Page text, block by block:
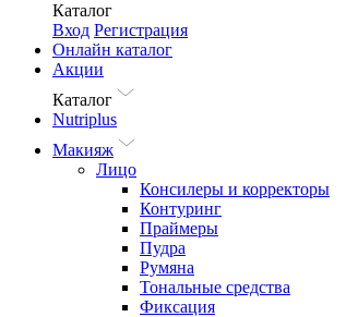
Каталог
Вход Регистрация
Онлайн каталог
Акции
Каталог
Nutriplus
Макияж
Лицо
Консилеры и корректоры
Контуринг
Праймеры
Пудра
Румяна
Тональные средства
Фиксация